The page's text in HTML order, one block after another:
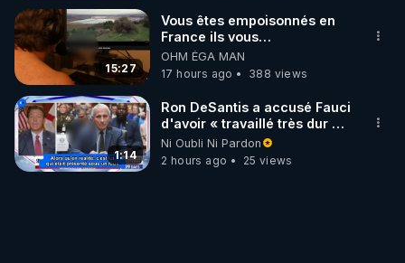
15:27
Vous êtes empoisonnés en
France ils vous
empoisonnent tranquille
OHM ÉGA MAN
17 hours ago
388 views
1:14
Ron DeSantis a accusé Fauci
d'avoir « travaillé très dur »
pour de longues fermetures
d'écoles
Ni Oubli Ni Pardon
2 hours ago
25 views